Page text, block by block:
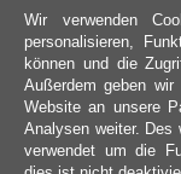
Wir verwenden
personalisieren,
können und die
Außerdem geben
Website an unsere
Analysen weiter. Des
verwendet um die